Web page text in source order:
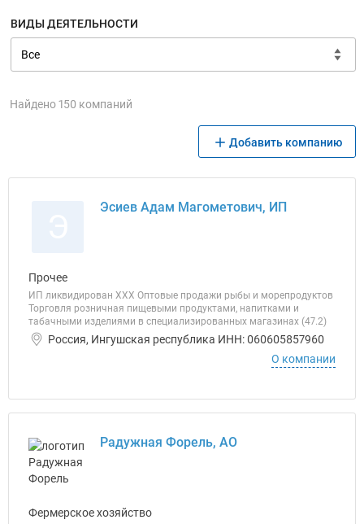
ВИДЫ ДЕЯТЕЛЬНОСТИ
Найдено 150 компаний
Добавить компанию
Эсиев Адам Магометович, ИП
Прочее
ИП ликвидирован ХХХ Оптовые продажи рыбы и морепродуктов
Торговля розничная пищевыми продуктами, напитками и
табачными изделиями в специализированных магазинах (47.2)
Россия, Ингушская республика ИНН: 060605857960
О компании
Радужная Форель, АО
Фермерское хозяйство